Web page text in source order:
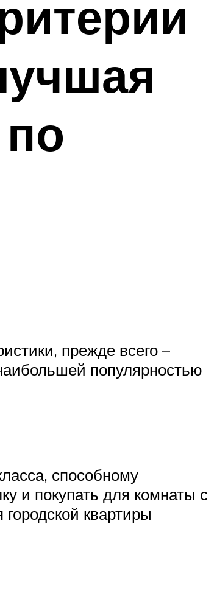
прежде всего –
популярностью
способному
и покупать для комнаты с
квартиры